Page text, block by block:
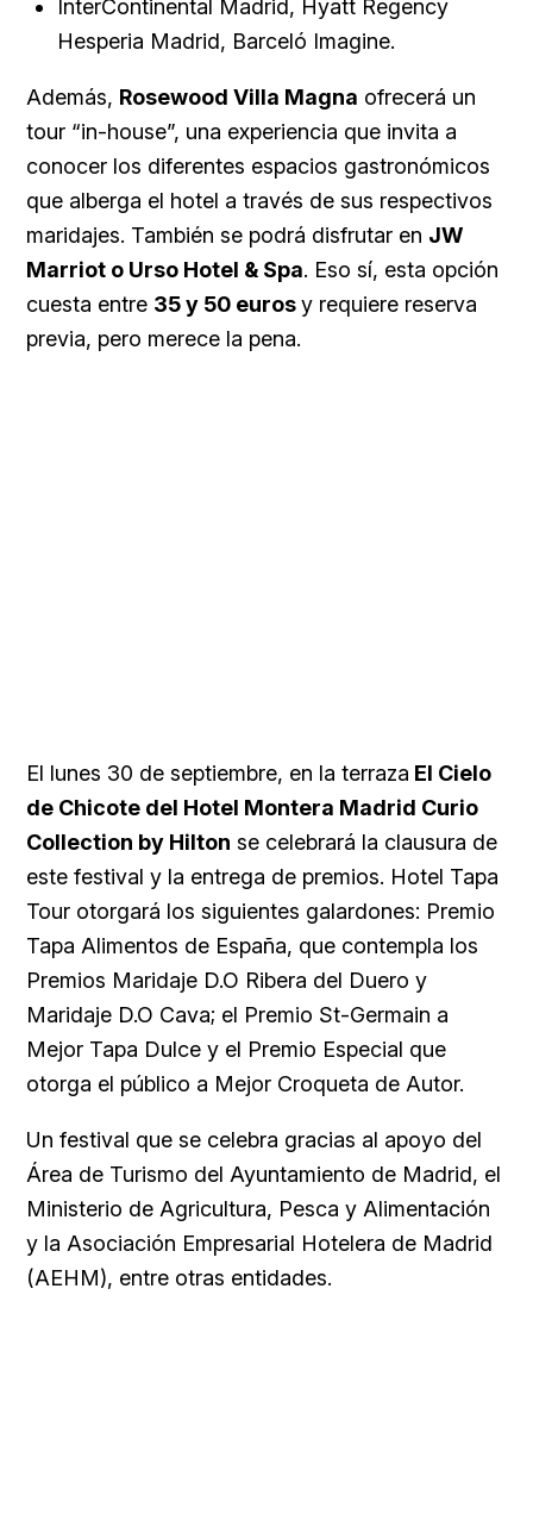
InterContinental Madrid, Hyatt Regency
Hesperia Madrid, Barceló Imagine.
Además, Rosewood Villa Magna ofrecerá un
tour “in-house”, una experiencia que invita a
conocer los diferentes espacios gastronómicos
que alberga el hotel a través de sus respectivos
maridajes. También se podrá disfrutar en JW
Marriot o Urso Hotel & Spa. Eso sí, esta opción
cuesta entre 35 y 50 eurosy requiere reserva
previa, pero merece la pena.
El lunes 30 de septiembre, en la terraza El Cielo
de Chicote del Hotel Montera Madrid Curio
Collection by Hilton se celebrará la clausura de
este festival y la entrega de premios. Hotel Tapa
Tour otorgará los siguientes galardones: Premio
Tapa Alimentos de España, que contempla los
Premios Maridaje D.O Ribera del Duero y
Maridaje D.O Cava; el Premio St-Germain a
Mejor Tapa Dulce y el Premio Especial que
otorga el público a Mejor Croqueta de Autor.
Un festival que se celebra gracias al apoyo del
Área de Turismo del Ayuntamiento de Madrid, el
Ministerio de Agricultura, Pesca y Alimentación
y la Asociación Empresarial Hotelera de Madrid
(AEHM), entre otras entidades.